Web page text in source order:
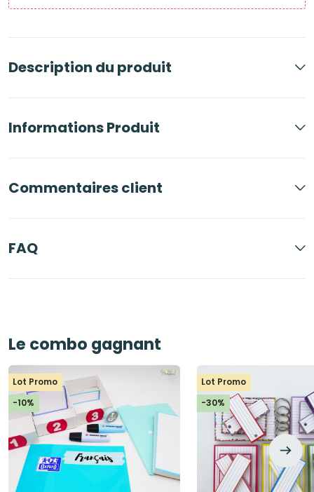
Description du produit
Informations Produit
Commentaires client
FAQ
Le combo gagnant
Lot Promo
-10%
Lot Promo
-30%